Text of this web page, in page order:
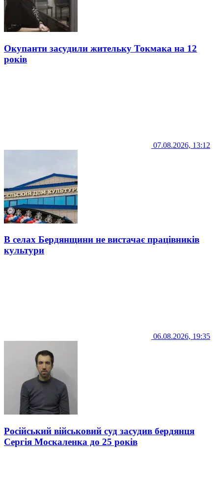
Окупанти засудили жительку Токмака на 12
років
07.08.2026, 13:12
В селах Бердянщини не вистачає працівників
культури
06.08.2026, 19:35
Російський військовий суд засудив бердянця
Сергія Москаленка до 25 років